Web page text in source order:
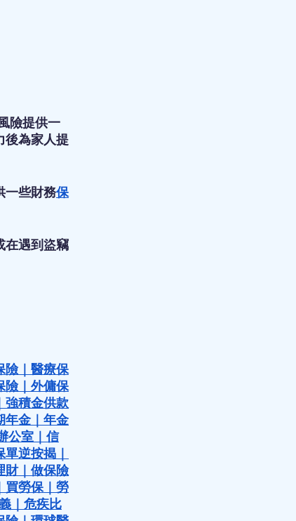
險提供一
後為家人提
一些財務保
在遇到盜竊
險｜ 醫療保
險｜ 外傭保
強積金供款
年金｜ 年金
公室 ｜ 信
單逆按揭 ｜
財｜ 做保險
買勞保 ｜ 勞
｜ 危疾比